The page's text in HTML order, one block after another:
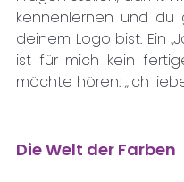
kennenlernen und du
deinem Logo bist. Ein
ist für mich kein
möchte hören: „Ich
Die Welt der Farben